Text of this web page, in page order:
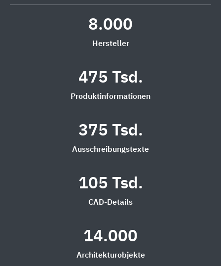
8.000
Hersteller
475 Tsd.
Produktinformationen
375 Tsd.
Ausschreibungstexte
105 Tsd.
CAD-Details
14.000
Architekturobjekte